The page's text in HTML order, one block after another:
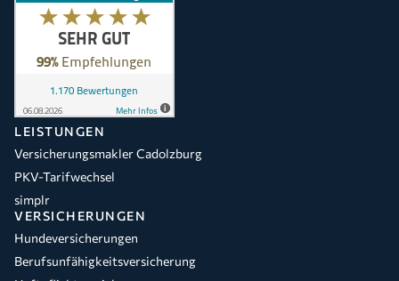
LEISTUNGEN
Versicherungsmakler Cadolzburg
PKV-Tarifwechsel
simplr
VERSICHERUNGEN
Hundeversicherungen
Berufsunfähigkeitsversicherung